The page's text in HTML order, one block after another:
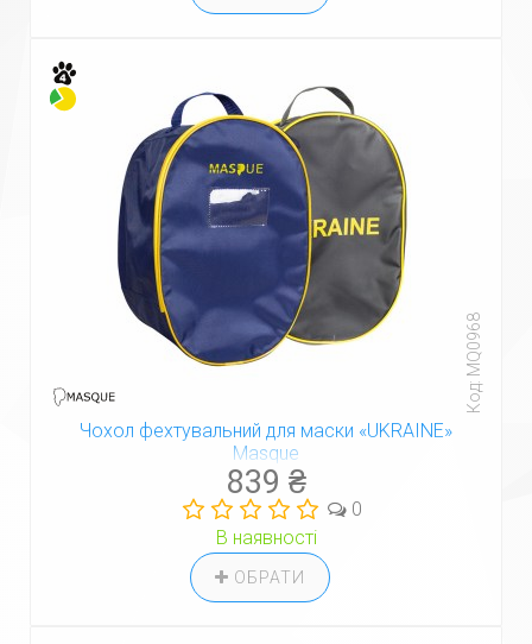
Код: MQ0968
Чохол фехтувальний для маски «UKRAINE»
Masque
839 ₴
0
В наявності
ОБРАТИ